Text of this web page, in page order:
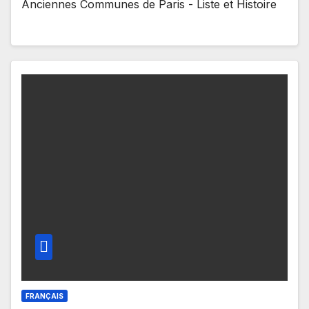
Anciennes Communes de Paris - Liste et Histoire
FRANÇAIS